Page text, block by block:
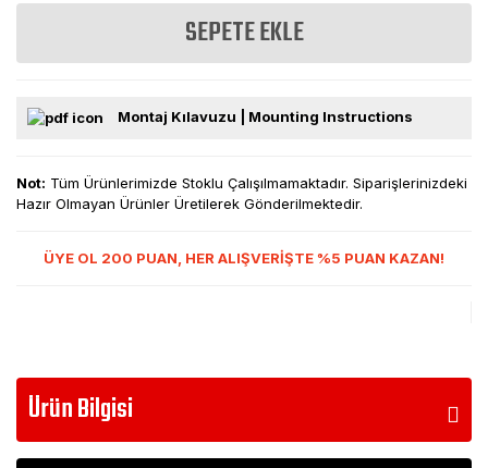
SEPETE EKLE
Montaj Kılavuzu | Mounting Instructions
Not: Tüm Ürünlerimizde Stoklu Çalışılmamaktadır. Siparişlerinizdeki
Hazır Olmayan Ürünler Üretilerek Gönderilmektedir.
ÜYE OL 200 PUAN, HER ALIŞVERİŞTE %5 PUAN KAZAN!
Ürün Bilgisi